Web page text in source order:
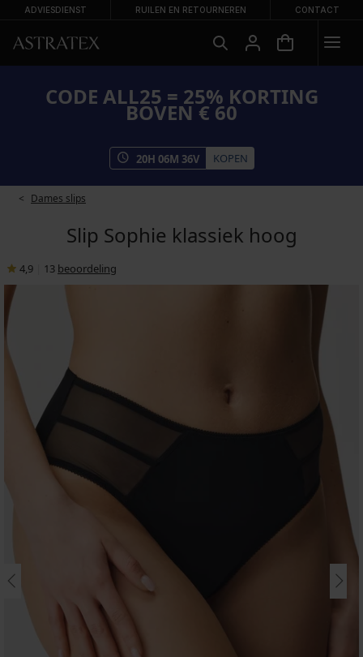
ADVIESDIENST RUILEN EN RETOURNEREN CONTACT
CODE ALL25 = 25% KORTING
BOVEN € 60
20H 06M 35V KOPEN
Dames slips
Slip Sophie klassiek hoog
4,9 13 beoordeling